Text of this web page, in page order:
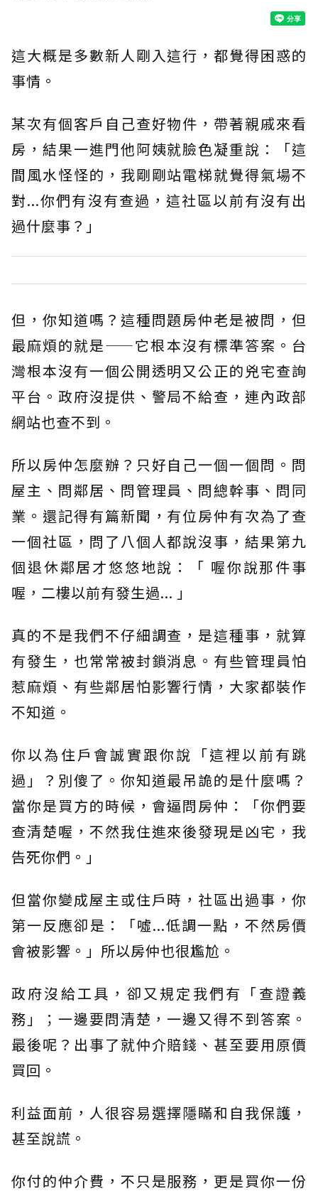
這大概是多數新人剛入這行，都覺得困惑的
事情。
某次有個客戶自己查好物件，帶著親戚來看
房，結果一進門他阿姨就臉色凝重說：「這
間風水怪怪的，我剛剛站電梯就覺得氣場不
對...你們有沒有查過，這社區以前有沒有出
過什麼事？」
但，你知道嗎？這種問題房仲老是被問，但
最麻煩的就是——它根本沒有標準答案。台
灣根本沒有一個公開透明又公正的兇宅查詢
平台。政府沒提供、警局不給查，連內政部
網站也查不到。
所以房仲怎麼辦？只好自己一個一個問。問
屋主、問鄰居、問管理員、問總幹事、問同
業。還記得有篇新聞，有位房仲有次為了查
一個社區，問了八個人都說沒事，結果第九
個退休鄰居才悠悠地說：「 喔你說那件事
喔，二樓以前有發生過... 」
真的不是我們不仔細調查，是這種事，就算
有發生，也常常被封鎖消息。有些管理員怕
惹麻煩、有些鄰居怕影響行情，大家都裝作
不知道。
你以為住戶會誠實跟你說「這裡以前有跳
過」？別傻了。你知道最吊詭的是什麼嗎？
當你是買方的時候，會逼問房仲：「你們要
查清楚喔，不然我住進來後發現是凶宅，我
告死你們。」
但當你變成屋主或住戶時，社區出過事，你
第一反應卻是：「噓...低調一點，不然房價
會被影響。」所以房仲也很尷尬。
政府沒給工具，卻又規定我們有「查證義
務」；一邊要問清楚，一邊又得不到答案。
最後呢？出事了就仲介賠錢、甚至要用原價
買回。
利益面前，人很容易選擇隱瞞和自我保護，
甚至說謊。
你付的仲介費，不只是服務，更是買你一份